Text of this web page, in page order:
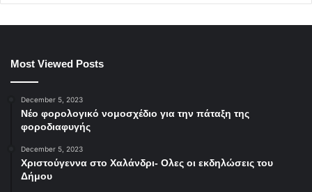
Most Viewed Posts
December 5, 2023
Νέο φορολογικό νομοσχέδιο για την πάταξη της
φοροδιαφυγής
December 5, 2023
Χριστούγεννα στο Χαλάνδρι- Ολες οι εκδηλώσεις του
Δήμου